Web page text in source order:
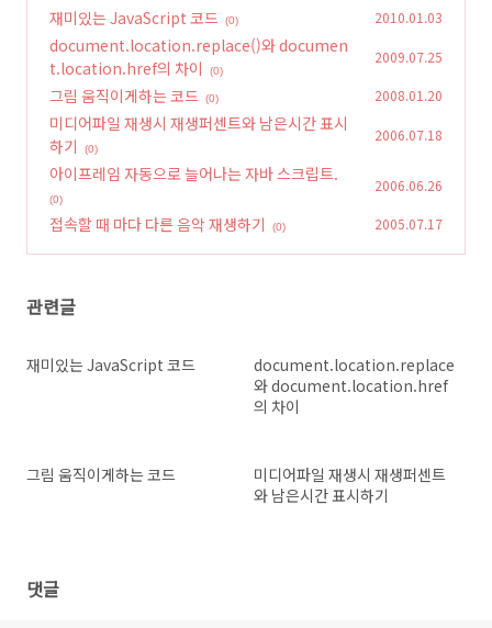
재미있는 JavaScript 코드 (0) 2010.01.03
document.location.replace()와 documen
t.location.href의 차이
(0)
2009.07.25
그림 움직이게하는 코드 (0) 2008.01.20
미디어파일 재생시 재생퍼센트와 남은시간 표시
하기
(0)
2006.07.18
아이프레임 자동으로 늘어나는 자바 스크립트.
(0)
2006.06.26
접속할 때 마다 다른 음악 재생하기 (0) 2005.07.17
관련글
재미있는 JavaScript 코드
document.location.replace()
와 document.location.href
의 차이
그림 움직이게하는 코드
미디어파일 재생시 재생퍼센트
와 남은시간 표시하기
댓글